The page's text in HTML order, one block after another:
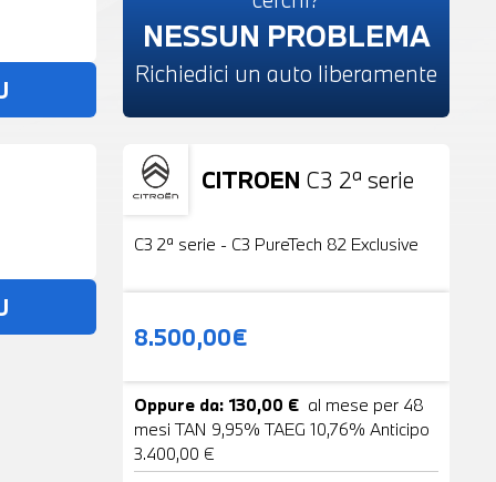
NESSUN PROBLEMA
Richiedici un auto liberamente
CITROEN C3 2ª serie
Usato 19 Foto
C3 2ª serie - C3 PureTech 82 Exclusive
8.500,00€
Oppure da: 130,00 € al mese per 48
mesi TAN 9,95% TAEG 10,76% Anticipo
3.400,00 €